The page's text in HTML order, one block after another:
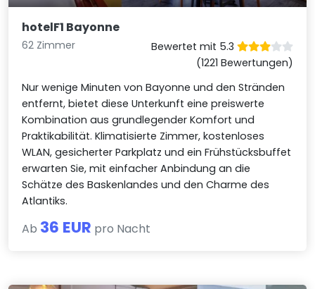
hotelF1 Bayonne
62 Zimmer
Bewertet mit 5.3
(1221 Bewertungen)
Nur wenige Minuten von Bayonne und den Stränden
entfernt, bietet diese Unterkunft eine preiswerte
Kombination aus grundlegender Komfort und
Praktikabilität. Klimatisierte Zimmer, kostenloses
WLAN, gesicherter Parkplatz und ein Frühstücksbuffet
erwarten Sie, mit einfacher Anbindung an die
Schätze des Baskenlandes und den Charme des
Atlantiks.
Ab 36 EUR pro Nacht